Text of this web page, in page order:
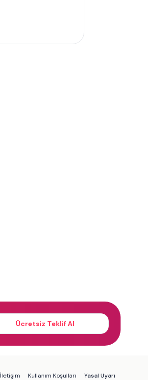
Ücretsiz Teklif Al
İletişim Kullanım Koşulları Yasal Uyarı